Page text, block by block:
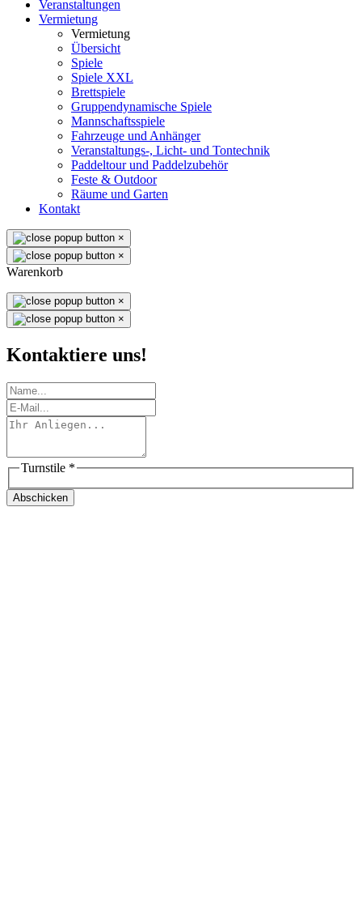
Veranstaltungen
Vermietung
Vermietung
Übersicht
Spiele
Spiele XXL
Brettspiele
Gruppendynamische Spiele
Mannschaftsspiele
Fahrzeuge und Anhänger
Veranstaltungs-, Licht- und Tontechnik
Paddeltour und Paddelzubehör
Feste & Outdoor
Räume und Garten
Kontakt
×
×
Warenkorb
×
×
Kontaktiere uns!
Turnstile *
Abschicken